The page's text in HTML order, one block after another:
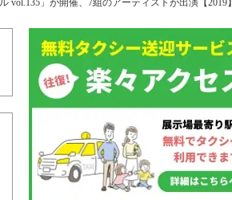
」が開催、7組のアーティストが出演【2019】